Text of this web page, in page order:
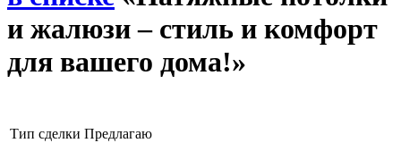
и жалюзи – стиль и комфорт
для вашего дома!»
Тип сделки Предлагаю